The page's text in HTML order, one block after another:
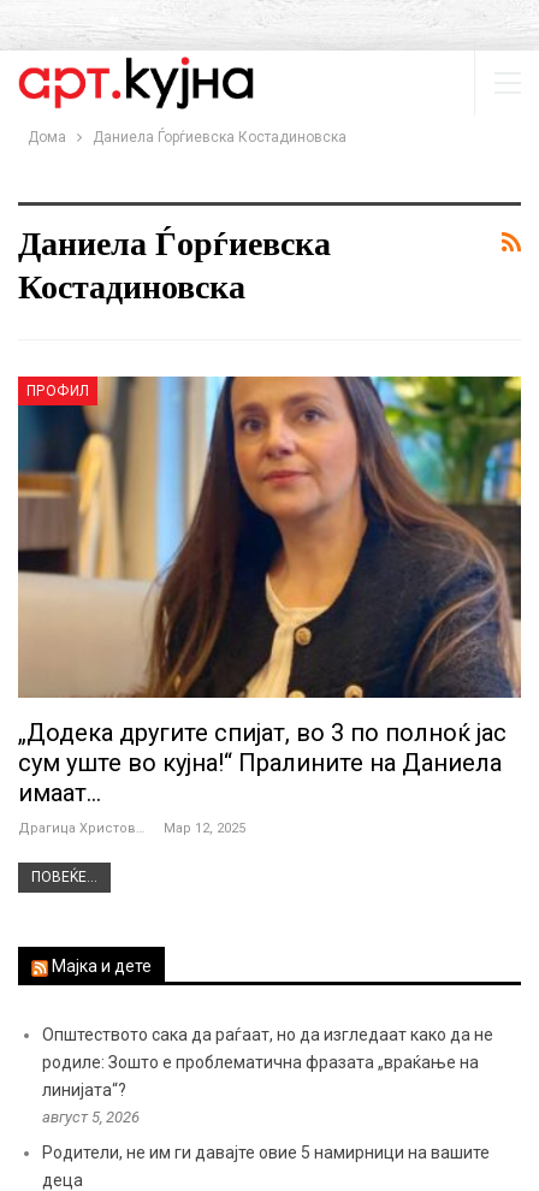
Дома Даниела Ѓорѓиевска Костадиновска
Даниела Ѓорѓиевска
Костадиновска
ПРОФИЛ
„Додека другите спијат, во 3 по полноќ јас
сум уште во кујна!“ Пралините на Даниела
имаат…
Драгица Христова Мар 12, 2025
ПОВЕЌЕ...
Мајка и дете
Општеството сака да раѓаат, но да изгледаат како да не
родиле: Зошто е проблематична фразата „враќање на
линијата“?
август 5, 2026
Родители, не им ги давајте овие 5 намирници на вашите
деца